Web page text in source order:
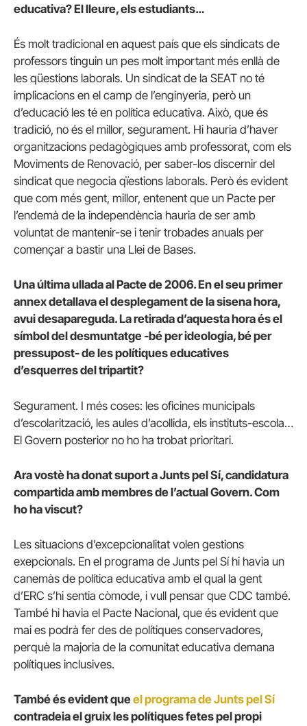
educativa? El lleure, els estudiants…
És molt tradicional en aquest país que els sindicats de
professors tinguin un pes molt important més enllà de
les qüestions laborals. Un sindicat de la SEAT no té
implicacions en el camp de l’enginyeria, però un
d’educació les té en política educativa. Això, que és
tradició, no és el millor, segurament. Hi hauria d’haver
organitzacions pedagògiques amb professorat, com els
Moviments de Renovació, per saber-los discernir del
sindicat que negocia qïestions laborals. Però és evident
que com més gent, millor, entenent que un Pacte per
l’endemà de la independència hauria de ser amb
voluntat de mantenir-se i tenir trobades anuals per
començar a bastir una Llei de Bases.
Una última ullada al Pacte de 2006. En el seu primer
annex detallava el desplegament de la sisena hora,
avui desapareguda. La retirada d’aquesta hora és el
símbol del desmuntatge -bé per ideologia, bé per
pressupost- de les polítiques educatives
d’esquerres del tripartit?
Segurament. I més coses: les oficines municipals
d’escolarització, les aules d’acollida, els instituts-escola…
El Govern posterior no ho ha trobat prioritari.
Ara vostè ha donat suport a Junts pel Sí, candidatura
compartida amb membres de l’actual Govern. Com
ho ha viscut?
Les situacions d’excepcionalitat volen gestions
exepcionals. En el programa de Junts pel Sí hi havia un
canemàs de política educativa amb el qual la gent
d’ERC s’hi sentia còmode, i vull pensar que CDC també.
També hi havia el Pacte Nacional, que és evident que
mai es podrà fer des de polítiques conservadores,
perquè la majoria de la comunitat educativa demana
polítiques inclusives.
També és evident queel programa de Junts pel Sí
contradeia el gruix les polítiques fetes pel propi